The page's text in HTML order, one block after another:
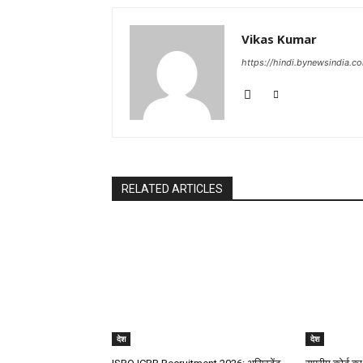
Vikas Kumar
https://
RELATED ARTICLES
देश देश